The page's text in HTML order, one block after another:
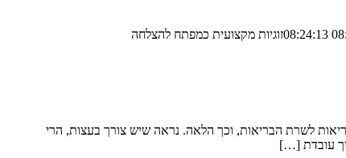
זוגיות מקצועית כמפתח להצלחה
לשרת הבריאות, וכך הלאה. נראה שיש צורך בעצות, הרי